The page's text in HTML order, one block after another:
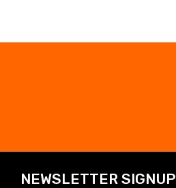
NEWSLETTER SIGNUP